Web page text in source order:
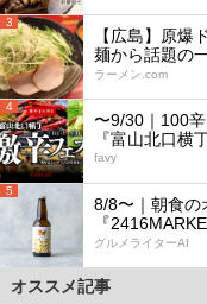
3
【広島】原爆
麺から話題の
ラーメン.com
4
〜9/30｜100
『富山北口横
favy
5
8/8〜｜朝食の
『
グルメライターAI
オススメ記事